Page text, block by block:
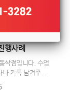
문 설치와 공...
행사례
삭점입니다. 수업
카톡 남겨주...